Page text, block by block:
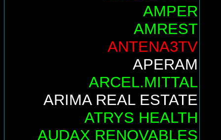
AMPER
AMREST
ANTENA3TV
APERAM
ARCEL.MITTAL
ARIMA REAL ESTATE
ATRYS HEALTH
AUDAX RENOVABLES